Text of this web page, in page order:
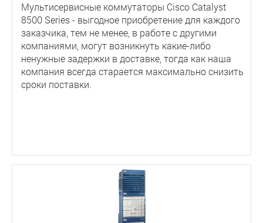
Мультисервисные коммутаторы Cisco Catalyst
8500 Series - выгодное приобретение для каждого
заказчика, тем не менее, в работе с другими
компаниями, могут возникнуть какие-либо
ненужные задержки в доставке, тогда как наша
компания всегда старается максимально снизить
сроки поставки.